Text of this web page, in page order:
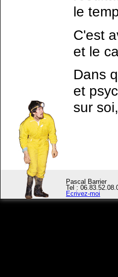
le
C'est
et le
Dans
et
sur
Pascal Barrier
Tel :
Ecrivez-moi